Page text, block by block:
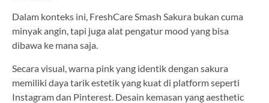
Dalam konteks ini, FreshCare Smash Sakura bukan cuma
minyak angin, tapi juga alat pengatur mood yang bisa
dibawa ke mana saja.
Secara visual, warna pink yang identik dengan sakura
memiliki daya tarik estetik yang kuat di platform seperti
Instagram dan Pinterest. Desain kemasan yang aesthetic